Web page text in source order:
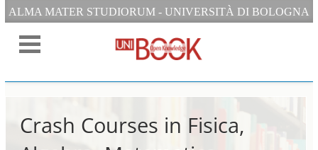
ALMA MATER STUDIORUM - UNIVERSITÀ DI BOLOGNA
Crash Courses in Fisica,